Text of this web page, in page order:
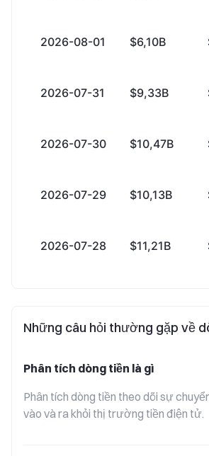
2026-08-01 $6,10B
2026-07-31 $9,33B
2026-07-30 $10,47B
2026-07-29 $10,13B
2026-07-28 $11,21B
Những câu hỏi thường gặp về
Phân tích dòng tiền là gì
Phân tích dòng tiền theo dõi sự
vào và ra khỏi thị trường tiền điện tử.